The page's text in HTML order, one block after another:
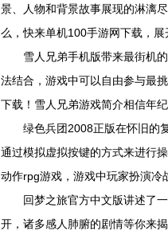
景、人物和背景故事展现的淋漓
么，快来单机100手游网下载，
雪人兄弟手机版带来最街机的
法结合，游戏中可以自由参与最
下载！雪人兄弟游戏简介相信年
绿色兵团2008正版在怀旧的复
通过模拟虚拟按键的方式来进行
动作rpg游戏，游戏中玩家扮演冷
回梦之旅官方中文版讲述了一
开，诸多感人肺腑的剧情等你来